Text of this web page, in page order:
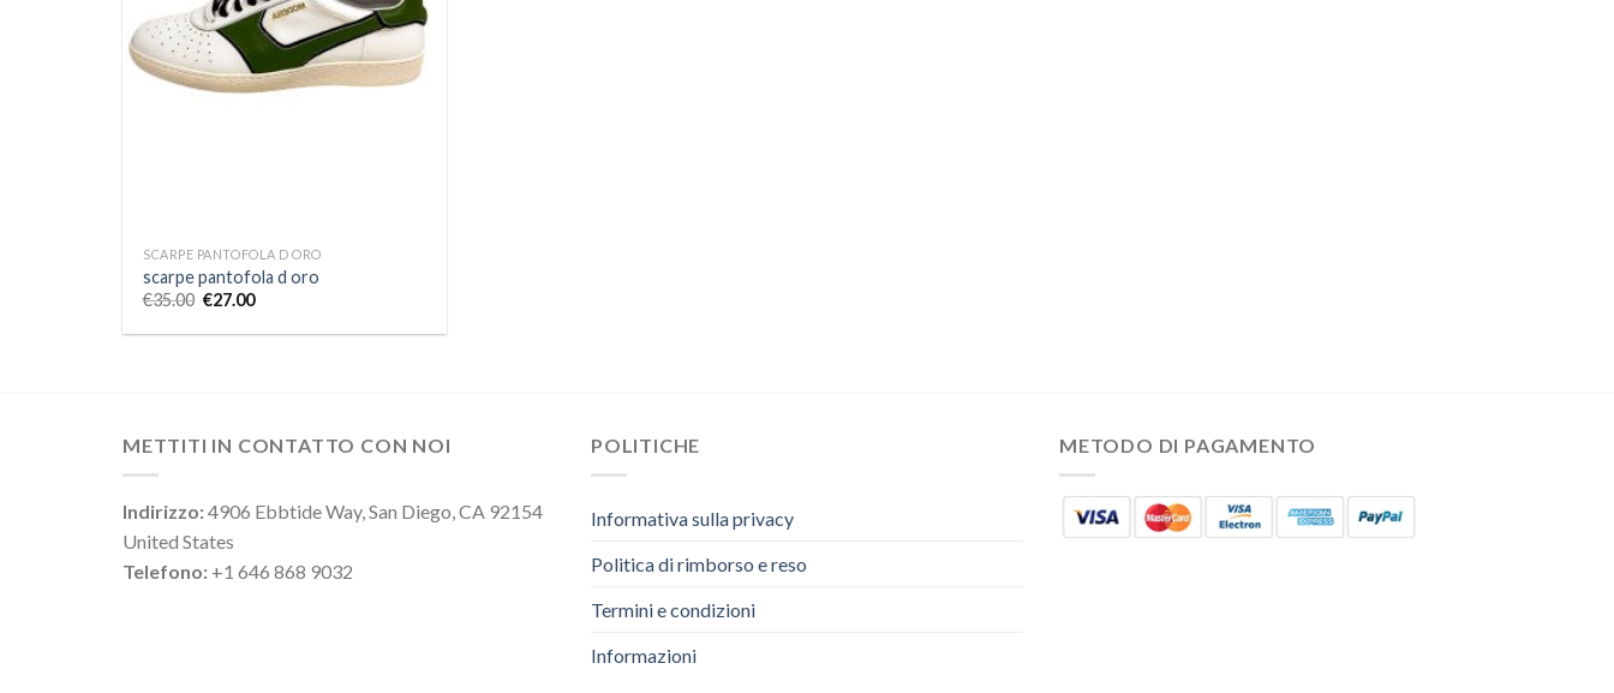
SCARPE PANTOFOLA D ORO
scarpe pantofola d oro
€35.00 €27.00
METTITI IN CONTATTO CON NOI
Indirizzo:4906 Ebbtide Way, San Diego, CA 92154
United States
Telefono: +1 646 868 9032
POLITICHE
Informativa sulla privacy
Politica di rimborso e reso
Termini e condizioni
Informazioni
METODO DI PAGAMENTO